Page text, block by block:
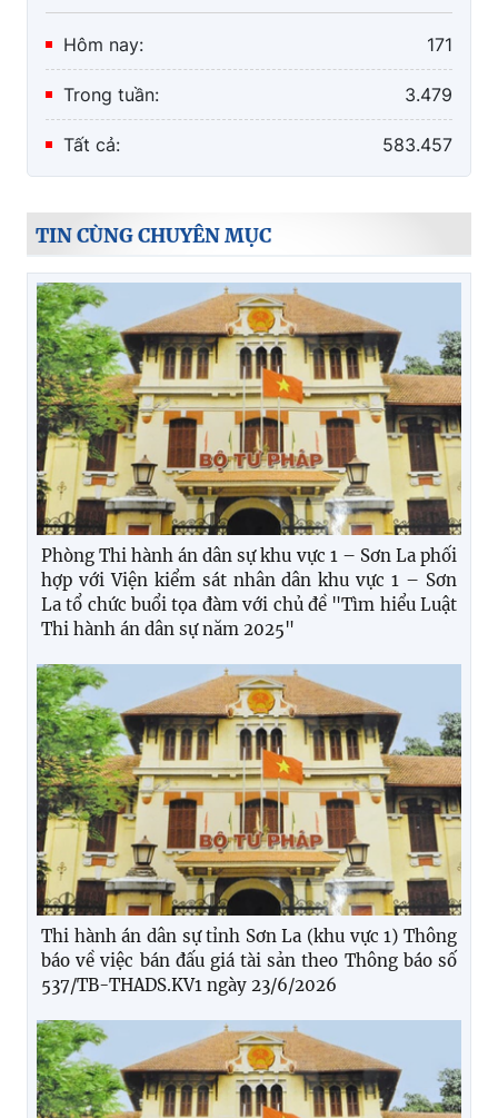
Hôm nay: 171
Trong tuần: 3.479
Tất cả: 583.457
TIN CÙNG CHUYÊN MỤC
Phòng Thi hành án dân sự khu vực 1 – Sơn La phối
hợp với Viện kiểm sát nhân dân khu vực 1 – Sơn
La tổ chức buổi tọa đàm với chủ đề "Tìm hiểu Luật
Thi hành án dân sự năm 2025"
Thi hành án dân sự tỉnh Sơn La (khu vực 1) Thông
báo về việc bán đấu giá tài sản theo Thông báo số
537/TB-THADS.KV1 ngày 23/6/2026